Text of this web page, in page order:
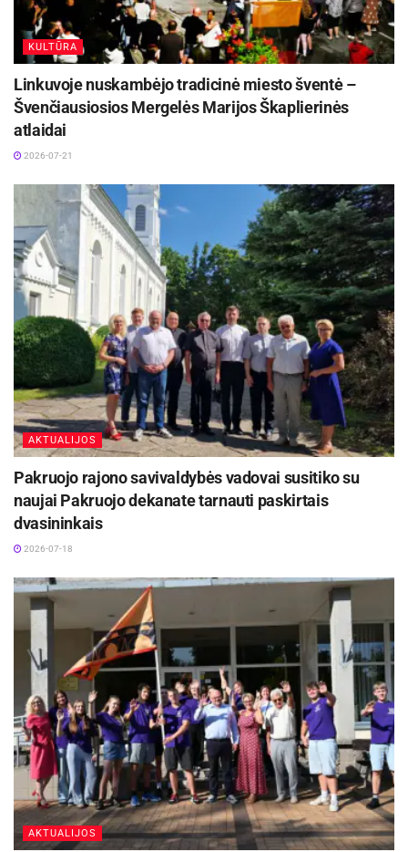
KULTŪRA
Linkuvoje nuskambėjo tradicinė miesto šventė –
Švenčiausiosios Mergelės Marijos Škaplierinės
atlaidai
2026-07-21
AKTUALIJOS
Pakruojo rajono savivaldybės vadovai susitiko su
naujai Pakruojo dekanate tarnauti paskirtais
dvasininkais
2026-07-18
AKTUALIJOS